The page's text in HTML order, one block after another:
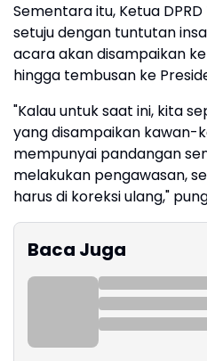
Sementara itu, Ketua
setuju dengan tuntutan
acara akan disampaikan ke
hingga tembusan ke
"Kalau untuk saat ini, kita
yang disampaikan kawan-
mempunyai pandangan
melakukan pengawasan,
harus di koreksi ulang,"
Baca Juga